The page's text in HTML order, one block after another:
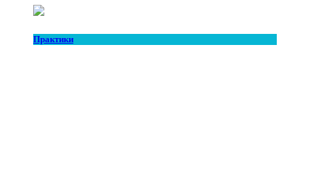
Практики